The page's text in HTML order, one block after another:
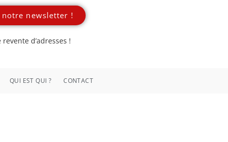
notre newsletter !
revente d’adresses !
QUI EST QUI ? CONTACT